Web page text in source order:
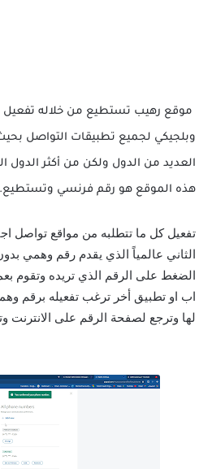
موقع رهيب تستطيع من خلاله تفعيل
وبلجيكي لجميع تطبيقات التواصل
العديد من الدول ولكن من أكثر الدول
هذه الموقع هو رقم فرنسي وتستطيع.
تفعيل كل ما تتطلبه من مواقع تواصل
الثاني عالمياً الذي يقدم رقم وهمي
الضغط على الرقم الذي تريده
اب او تطبيق أخر ترغب تفعيله برقم
لها وترجع لصفحة الرقم على الانترنت